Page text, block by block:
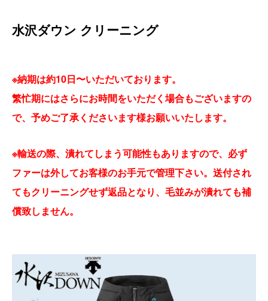
水沢ダウン クリーニング
※納期は約10日〜いただいております。
繁忙期にはさらにお時間をいただく場合もございますの
で、予めご了承くださいます様お願いいたします。
※輸送の際、潰れてしまう可能性もありますので、必ず
ファーは外してお客様のお手元で管理下さい。送付され
てもクリーニングせず返品となり、毛並みが潰れても補
償致しません。